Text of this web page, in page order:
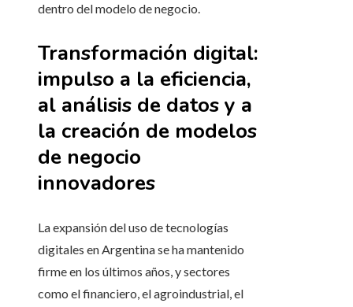
dentro del modelo de negocio.
Transformación digital:
impulso a la eficiencia,
al análisis de datos y a
la creación de modelos
de negocio
innovadores
La expansión del uso de tecnologías
digitales en Argentina se ha mantenido
firme en los últimos años, y sectores
como el financiero, el agroindustrial, el